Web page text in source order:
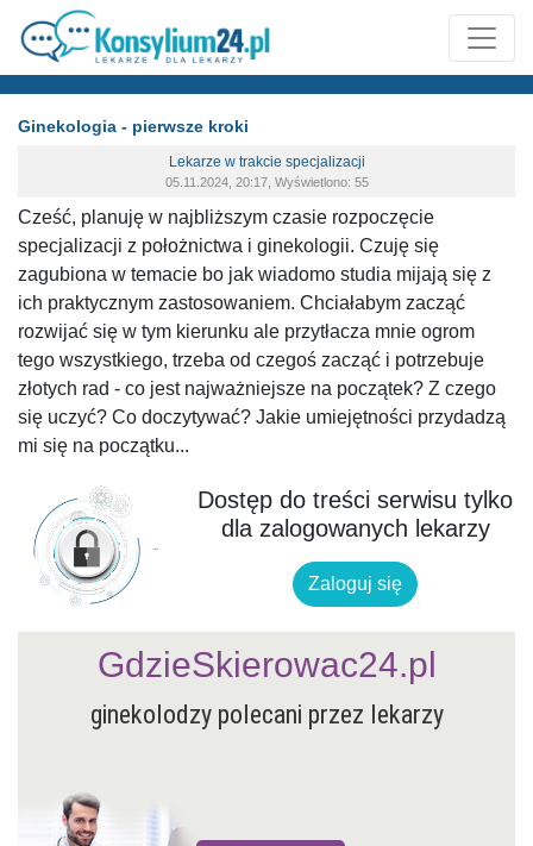
Ginekologia - pierwsze kroki
Lekarze w trakcie specjalizacji
05.11.2024, 20:17, Wyświetlono: 55
Cześć, planuję w najbliższym czasie rozpoczęcie
specjalizacji z położnictwa i ginekologii. Czuję się
zagubiona w temacie bo jak wiadomo studia mijają się z
ich praktycznym zastosowaniem. Chciałabym zacząć
rozwijać się w tym kierunku ale przytłacza mnie ogrom
tego wszystkiego, trzeba od czegoś zacząć i potrzebuje
złotych rad - co jest najważniejsze na początek? Z czego
się uczyć? Co doczytywać? Jakie umiejętności przydadzą
mi się na początku...
Dostęp do treści serwisu tylko
dla zalogowanych lekarzy
Zaloguj się
ginekolodzy polecani przez lekarzy
GdzieSkierowac24.pl